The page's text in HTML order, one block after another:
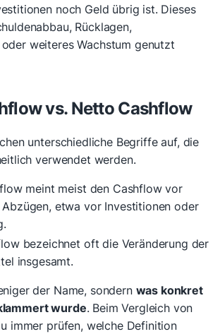
noch Geld übrig ist. Dieses
Rücklagen,
weiteres Wachstum genutzt
vs. Netto Cashflow
unterschiedliche Begriffe auf, die
verwendet werden.
meint meist den Cashflow vor
etwa vor Investitionen oder
bezeichnet oft die Veränderung der
insgesamt.
der Name, sondern was konkret
wurde. Beim Vergleich von
immer prüfen, welche Definition